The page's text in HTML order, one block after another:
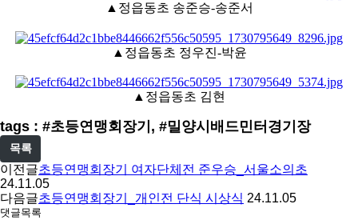
▲정읍동초 송준승-송준서
▲정읍동초 정우진-박윤
▲정읍동초 김현
tags : #초등연맹회장기, #밀양시배드민터경기장
목록
이전글초등연맹회장기 여자단체전 준우승_서울소의초
24.11.05
다음글초등연맹회장기_개인전 단식 시상식 24.11.05
댓글목록